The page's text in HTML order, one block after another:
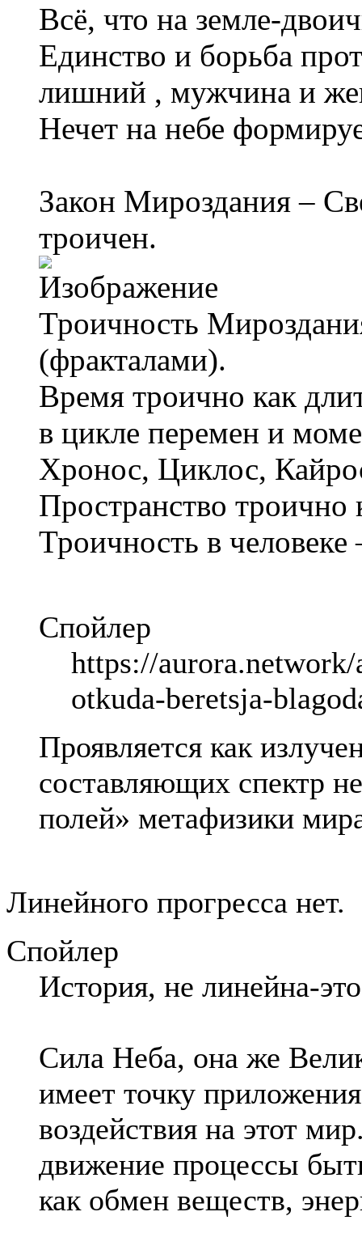
Всё, что на земле-
Единство и борьба
лишний , мужчина и
Нечет на небе
Закон Мироздания –
троичен.
Троичность
(фракталами).
Время троично как
в цикле перемен и
Хронос, Циклос,
Пространство троично
Троичность в
Спойлер
https://
otkuda-beretsja-
Проявляется как
составляющих спектр
полей» метафизики
Линейного прогресса нет.
Спойлер
История, не линейна-
Сила Неба, она же
имеет точку
воздействия на этот
движение процессы
как обмен веществ,